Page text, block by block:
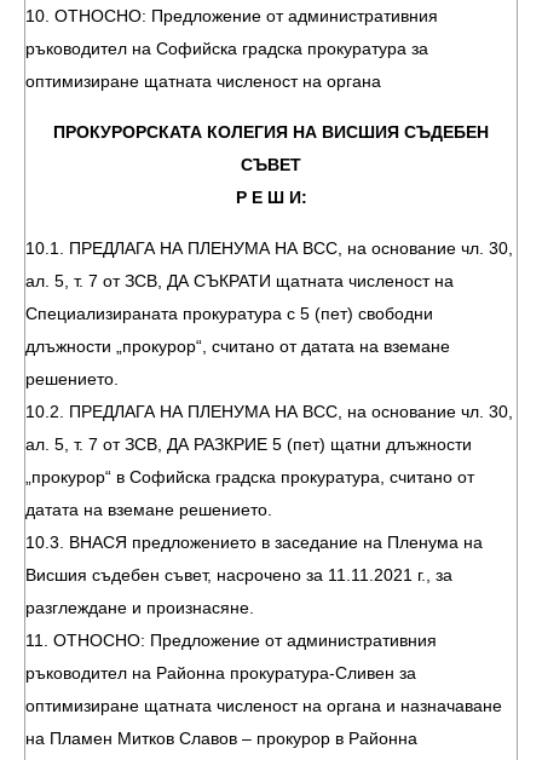
10. ОТНОСНО: Предложение от административния
ръководител на Софийска градска прокуратура за
оптимизиране щатната численост на органа
ПРОКУРОРСКАТА КОЛЕГИЯ НА ВИСШИЯ СЪДЕБЕН
СЪВЕТ
Р Е Ш И:
10.1. ПРЕДЛАГА НА ПЛЕНУМА НА ВСС, на основание чл. 30,
ал. 5, т. 7 от ЗСВ, ДА СЪКРАТИ щатната численост на
Специализираната прокуратура с 5 (пет) свободни
длъжности „прокурор“, считано от датата на вземане
решението.
10.2. ПРЕДЛАГА НА ПЛЕНУМА НА ВСС, на основание чл. 30,
ал. 5, т. 7 от ЗСВ, ДА РАЗКРИЕ 5 (пет) щатни длъжности
„прокурор“ в Софийска градска прокуратура, считано от
датата на вземане решението.
10.3. ВНАСЯ предложението в заседание на Пленума на
Висшия съдебен съвет, насрочено за 11.11.2021 г., за
разглеждане и произнасяне.
11. ОТНОСНО: Предложение от административния
ръководител на Районна прокуратура-Сливен за
оптимизиране щатната численост на органа и назначаване
на Пламен Митков Славов – прокурор в Районна